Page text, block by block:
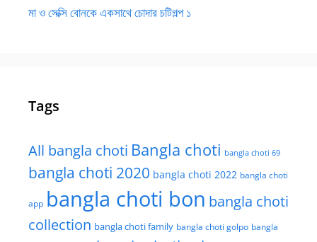
মা ও সেক্সি বোনকে একসাথে চোদার চটিগল্প ১
Tags
All bangla choti Bangla choti bangla choti 69
bangla choti 2020 bangla choti 2022 bangla choti
app bangla choti bon bangla choti
collection bangla choti family bangla choti golpo bangla